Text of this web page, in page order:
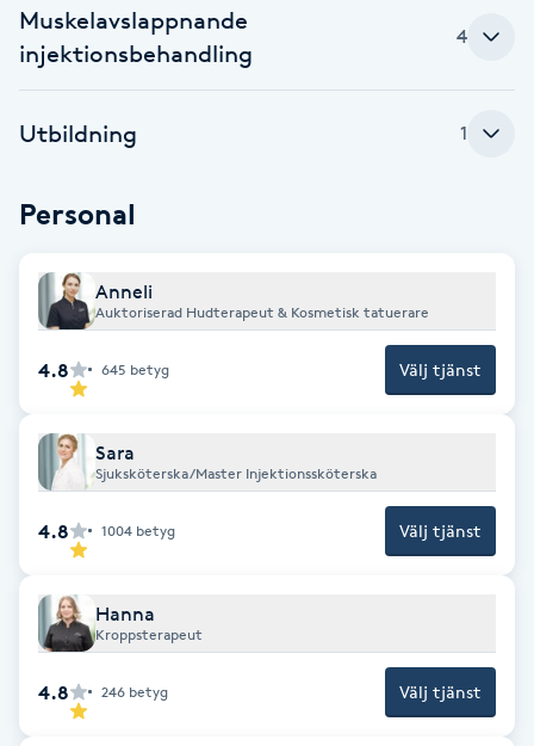
Kinesiologi
Klippning
Klippning & Slingor
Klippning ungdom
Kosmetisk tatuering
Kostrådgivning
Kroppsinpackning
Muskelavslappnande
injektionsbehandling
4
Utbildning 1
Personal
Anneli
Auktoriserad Hudterapeut & Kosmetisk tatuerare
4.8 645 betyg Välj tjänst
Sara
Sjuksköterska/Master Injektionssköterska
4.8 1004 betyg Välj tjänst
Hanna
Kroppsterapeut
4.8 246 betyg Välj tjänst